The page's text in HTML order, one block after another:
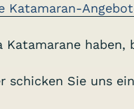
Katamaran-
schicken Sie uns